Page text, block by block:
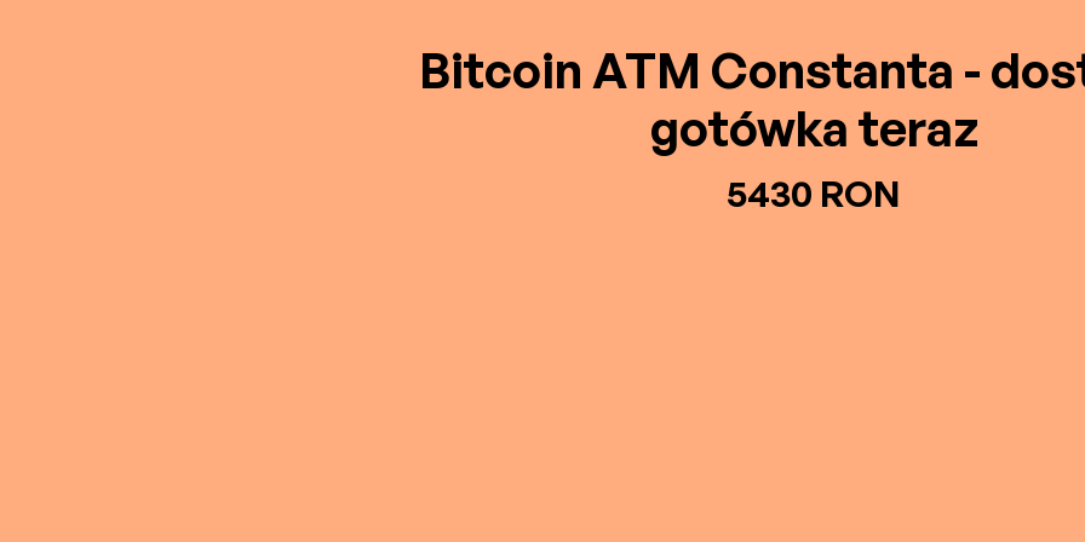
Bitcoin ATM Constanta -
gotówka teraz
5430 RON